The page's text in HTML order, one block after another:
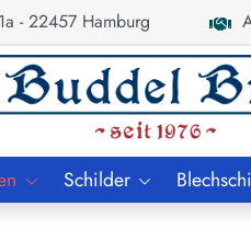
- 22457 Hamburg
Schilder